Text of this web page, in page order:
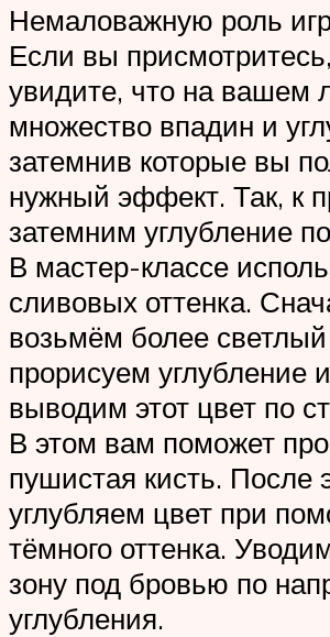
Немаловажную роль
Если вы
увидите, что на вашем
множество впадин и
затемнив которые вы
нужный эффект. Так, к
затемним углубление
В мастер-классе
сливовых оттенка.
возьмём более
прорисуем углубление
выводим этот цвет по
В этом вам поможет
пушистая кисть. После
углубляем цвет при
тёмного оттенка.
зону под бровью по
углубления.